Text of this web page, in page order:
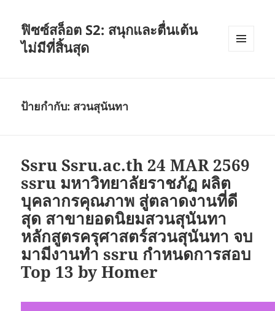
ฟิซซ์สล็อต S2: สนุกและตื่นเต้น
ไม่มีที่สิ้นสุด
ป้ายกำกับ: สวนสุนันทา
Ssru Ssru.ac.th 24 MAR 2569
ssru มหาวิทยาลัยราชภัฏ ผลิต
บุคลากรคุณภาพ สู่ตลาดงานที่ดี
สุด สาขายอดนิยมสวนสุนันทา
หลักสูตรครุศาสตร์สวนสุนันทา จบ
มามีงานทำ ssru กำหนดการสอบ
Top 13 by Homer